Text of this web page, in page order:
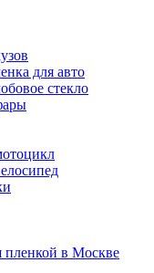
для авто
стекло
пленкой в Москве